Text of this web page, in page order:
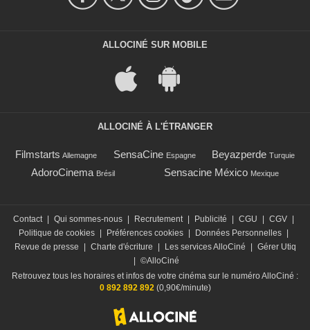
ALLOCINÉ SUR MOBILE
ALLOCINÉ À L'ÉTRANGER
Filmstarts Allemagne SensaCine Espagne Beyazperde Turquie
AdoroCinema Brésil Sensacine México Mexique
Contact | Qui sommes-nous | Recrutement | Publicité | CGU | CGV |
Politique de cookies | Préférences cookies | Données Personnelles |
Revue de presse
| Charte d'écriture | Les services AlloCiné | Gérer Utiq
| ©AlloCiné
Retrouvez tous les horaires et infos de votre cinéma sur le numéro AlloCiné :
0 892 892 892 (0,90€/minute)